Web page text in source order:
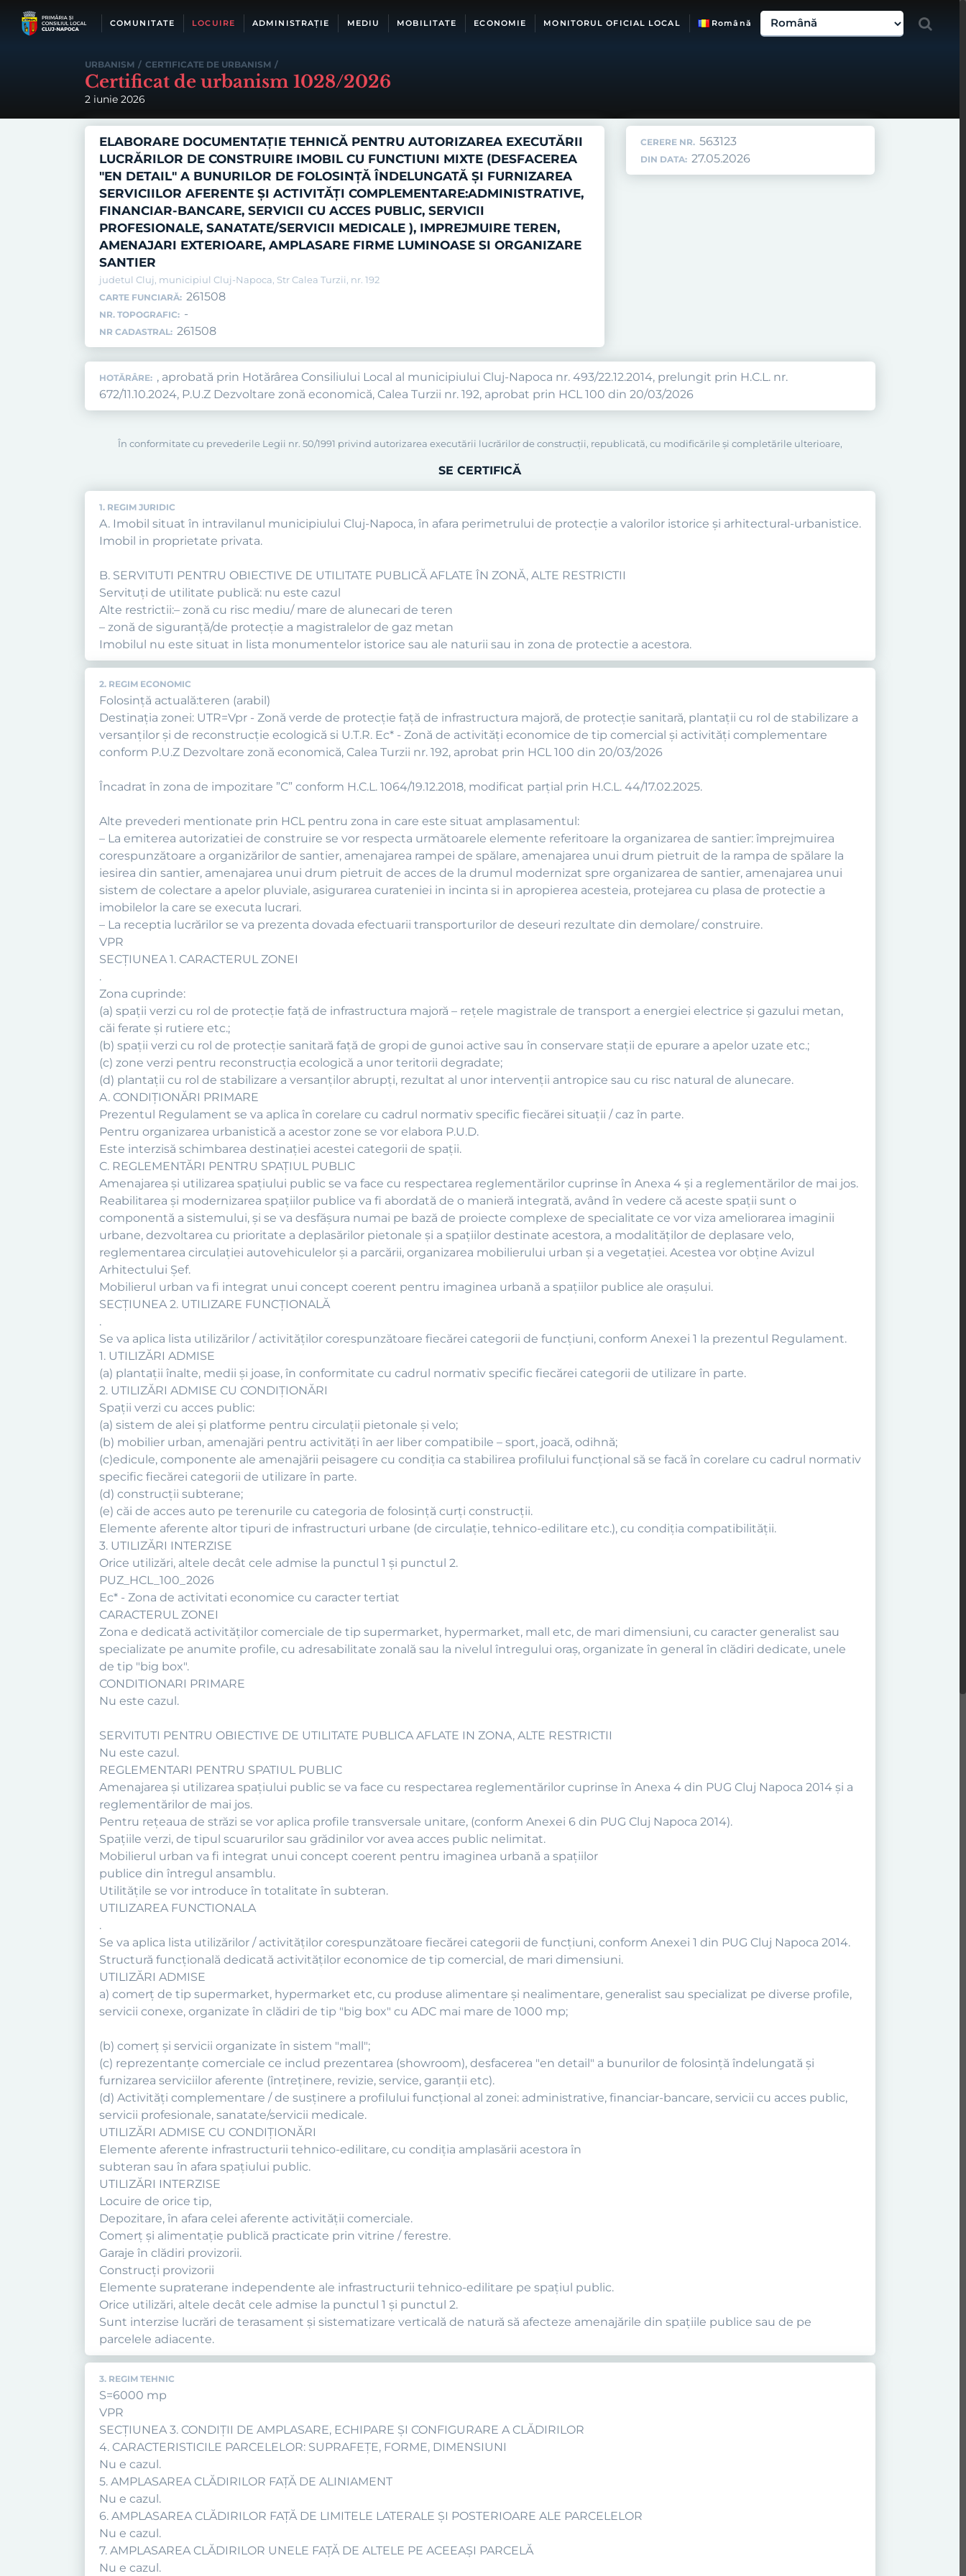
COMUNITATE LOCUIRE ADMINISTRAȚIE MEDIU MOBILITATE ECONOMIE MONITORUL OFICIAL LOCAL Română
URBANISM / CERTIFICATE DE URBANISM /
Certificat de urbanism 1028/2026
2 iunie 2026
ELABORARE DOCUMENTAȚIE TEHNICĂ PENTRU AUTORIZAREA EXECUTĂRII
LUCRĂRILOR DE CONSTRUIRE IMOBIL CU FUNCTIUNI MIXTE (DESFACEREA
"EN DETAIL" A BUNURILOR DE FOLOSINŢĂ ÎNDELUNGATĂ ŞI FURNIZAREA
SERVICIILOR AFERENTE ŞI ACTIVITĂŢI COMPLEMENTARE:ADMINISTRATIVE,
FINANCIAR-BANCARE, SERVICII CU ACCES PUBLIC, SERVICII
PROFESIONALE, SANATATE/SERVICII MEDICALE ), IMPREJMUIRE TEREN,
AMENAJARI EXTERIOARE, AMPLASARE FIRME LUMINOASE SI ORGANIZARE
SANTIER
judetul Cluj, municipiul Cluj-Napoca, Str Calea Turzii, nr. 192
CARTE FUNCIARĂ: 261508
NR. TOPOGRAFIC: -
NR CADASTRAL: 261508
CERERE NR. 563123
DIN DATA: 27.05.2026
HOTĂRÂRE: , aprobată prin Hotărârea Consiliului Local al municipiului Cluj-Napoca nr. 493/22.12.2014, prelungit prin H.C.L. nr.
672/11.10.2024, P.U.Z Dezvoltare zonă economică, Calea Turzii nr. 192, aprobat prin HCL 100 din 20/03/2026
În conformitate cu prevederile Legii nr. 50/1991 privind autorizarea executării lucrărilor de construcţii, republicată, cu modificările şi completările ulterioare,
SE CERTIFICĂ
1. REGIM JURIDIC
A. Imobil situat în intravilanul municipiului Cluj-Napoca, în afara perimetrului de protecţie a valorilor istorice şi arhitectural-urbanistice.
Imobil in proprietate privata.
B. SERVITUTI PENTRU OBIECTIVE DE UTILITATE PUBLICĂ AFLATE ÎN ZONĂ, ALTE RESTRICTII
Servituţi de utilitate publică: nu este cazul
Alte restrictii:– zonă cu risc mediu/ mare de alunecari de teren
– zonă de siguranță/de protecție a magistralelor de gaz metan
Imobilul nu este situat in lista monumentelor istorice sau ale naturii sau in zona de protectie a acestora.
2. REGIM ECONOMIC
Folosință actuală:teren (arabil)
Destinația zonei: UTR=Vpr - Zonă verde de protecţie faţă de infrastructura majoră, de protecţie sanitară, plantaţii cu rol de stabilizare a
versanţilor şi de reconstrucţie ecologică si U.T.R. Ec* - Zonă de activități economice de tip comercial și activități complementare
conform P.U.Z Dezvoltare zonă economică, Calea Turzii nr. 192, aprobat prin HCL 100 din 20/03/2026
Încadrat în zona de impozitare ”C” conform H.C.L. 1064/19.12.2018, modificat parțial prin H.C.L. 44/17.02.2025.
Alte prevederi mentionate prin HCL pentru zona in care este situat amplasamentul:
– La emiterea autorizatiei de construire se vor respecta următoarele elemente referitoare la organizarea de santier: împrejmuirea
corespunzătoare a organizărilor de santier, amenajarea rampei de spălare, amenajarea unui drum pietruit de la rampa de spălare la
iesirea din santier, amenajarea unui drum pietruit de acces de la drumul modernizat spre organizarea de santier, amenajarea unui
sistem de colectare a apelor pluviale, asigurarea curateniei in incinta si in apropierea acesteia, protejarea cu plasa de protectie a
imobilelor la care se executa lucrari.
– La receptia lucrărilor se va prezenta dovada efectuarii transporturilor de deseuri rezultate din demolare/ construire.
VPR
SECŢIUNEA 1. CARACTERUL ZONEI
.
Zona cuprinde:
(a) spaţii verzi cu rol de protecţie faţă de infrastructura majoră – reţele magistrale de transport a energiei electrice şi gazului metan,
căi ferate şi rutiere etc.;
(b) spaţii verzi cu rol de protecţie sanitară faţă de gropi de gunoi active sau în conservare staţii de epurare a apelor uzate etc.;
(c) zone verzi pentru reconstrucţia ecologică a unor teritorii degradate;
(d) plantaţii cu rol de stabilizare a versanţilor abrupţi, rezultat al unor intervenţii antropice sau cu risc natural de alunecare.
A. CONDIŢIONĂRI PRIMARE
Prezentul Regulament se va aplica în corelare cu cadrul normativ specific fiecărei situaţii / caz în parte.
Pentru organizarea urbanistică a acestor zone se vor elabora P.U.D.
Este interzisă schimbarea destinaţiei acestei categorii de spaţii.
C. REGLEMENTĂRI PENTRU SPAȚIUL PUBLIC
Amenajarea şi utilizarea spaţiului public se va face cu respectarea reglementărilor cuprinse în Anexa 4 şi a reglementărilor de mai jos.
Reabilitarea şi modernizarea spaţiilor publice va fi abordată de o manieră integrată, având în vedere că aceste spaţii sunt o
componentă a sistemului, şi se va desfăşura numai pe bază de proiecte complexe de specialitate ce vor viza ameliorarea imaginii
urbane, dezvoltarea cu prioritate a deplasărilor pietonale şi a spaţiilor destinate acestora, a modalităţilor de deplasare velo,
reglementarea circulaţiei autovehiculelor şi a parcării, organizarea mobilierului urban şi a vegetaţiei. Acestea vor obține Avizul
Arhitectului Șef.
Mobilierul urban va fi integrat unui concept coerent pentru imaginea urbană a spaţiilor publice ale oraşului.
SECŢIUNEA 2. UTILIZARE FUNCŢIONALĂ
.
Se va aplica lista utilizărilor / activităţilor corespunzătoare fiecărei categorii de funcţiuni, conform Anexei 1 la prezentul Regulament.
1. UTILIZĂRI ADMISE
(a) plantaţii înalte, medii şi joase, în conformitate cu cadrul normativ specific fiecărei categorii de utilizare în parte.
2. UTILIZĂRI ADMISE CU CONDIŢIONĂRI
Spaţii verzi cu acces public:
(a) sistem de alei şi platforme pentru circulaţii pietonale şi velo;
(b) mobilier urban, amenajări pentru activităţi în aer liber compatibile – sport, joacă, odihnă;
(c)edicule, componente ale amenajării peisagere cu condiţia ca stabilirea profilului funcţional să se facă în corelare cu cadrul normativ
specific fiecărei categorii de utilizare în parte.
(d) construcții subterane;
(e) căi de acces auto pe terenurile cu categoria de folosință curți construcții.
Elemente aferente altor tipuri de infrastructuri urbane (de circulație, tehnico-edilitare etc.), cu condiţia compatibilităţii.
3. UTILIZĂRI INTERZISE
Orice utilizări, altele decât cele admise la punctul 1 şi punctul 2.
PUZ_HCL_100_2026
Ec* - Zona de activitati economice cu caracter tertiat
CARACTERUL ZONEI
Zona e dedicată activităţilor comerciale de tip supermarket, hypermarket, mall etc, de mari dimensiuni, cu caracter generalist sau
specializate pe anumite profile, cu adresabilitate zonală sau la nivelul întregului oraş, organizate în general în clădiri dedicate, unele
de tip "big box".
CONDITIONARI PRIMARE
Nu este cazul.
SERVITUTI PENTRU OBIECTIVE DE UTILITATE PUBLICA AFLATE IN ZONA, ALTE RESTRICTII
Nu este cazul.
REGLEMENTARI PENTRU SPATIUL PUBLIC
Amenajarea şi utilizarea spaţiului public se va face cu respectarea reglementărilor cuprinse în Anexa 4 din PUG Cluj Napoca 2014 şi a
reglementărilor de mai jos.
Pentru reţeaua de străzi se vor aplica profile transversale unitare, (conform Anexei 6 din PUG Cluj Napoca 2014).
Spaţiile verzi, de tipul scuarurilor sau grădinilor vor avea acces public nelimitat.
Mobilierul urban va fi integrat unui concept coerent pentru imaginea urbană a spaţiilor
publice din întregul ansamblu.
Utilităţile se vor introduce în totalitate în subteran.
UTILIZAREA FUNCTIONALA
.
Se va aplica lista utilizărilor / activităţilor corespunzătoare fiecărei categorii de funcţiuni, conform Anexei 1 din PUG Cluj Napoca 2014.
Structură funcţională dedicată activităţilor economice de tip comercial, de mari dimensiuni.
UTILIZĂRI ADMISE
a) comerţ de tip supermarket, hypermarket etc, cu produse alimentare şi nealimentare, generalist sau specializat pe diverse profile,
servicii conexe, organizate în clădiri de tip "big box" cu ADC mai mare de 1000 mp;
(b) comerţ şi servicii organizate în sistem "mall";
(c) reprezentanţe comerciale ce includ prezentarea (showroom), desfacerea "en detail" a bunurilor de folosinţă îndelungată şi
furnizarea serviciilor aferente (întreţinere, revizie, service, garanţii etc).
(d) Activităţi complementare / de susţinere a profilului funcţional al zonei: administrative, financiar-bancare, servicii cu acces public,
servicii profesionale, sanatate/servicii medicale.
UTILIZĂRI ADMISE CU CONDIŢIONĂRI
Elemente aferente infrastructurii tehnico-edilitare, cu condiţia amplasării acestora în
subteran sau în afara spaţiului public.
UTILIZĂRI INTERZISE
Locuire de orice tip,
Depozitare, în afara celei aferente activităţii comerciale.
Comerţ şi alimentaţie publică practicate prin vitrine / ferestre.
Garaje în clădiri provizorii.
Construcți provizorii
Elemente supraterane independente ale infrastructurii tehnico-edilitare pe spaţiul public.
Orice utilizări, altele decât cele admise la punctul 1 şi punctul 2.
Sunt interzise lucrări de terasament şi sistematizare verticală de natură să afecteze amenajările din spaţiile publice sau de pe
parcelele adiacente.
3. REGIM TEHNIC
S=6000 mp
VPR
SECŢIUNEA 3. CONDIŢII DE AMPLASARE, ECHIPARE ŞI CONFIGURARE A CLĂDIRILOR
4. CARACTERISTICILE PARCELELOR: SUPRAFEŢE, FORME, DIMENSIUNI
Nu e cazul.
5. AMPLASAREA CLĂDIRILOR FAŢĂ DE ALINIAMENT
Nu e cazul.
6. AMPLASAREA CLĂDIRILOR FAŢĂ DE LIMITELE LATERALE ŞI POSTERIOARE ALE PARCELELOR
Nu e cazul.
7. AMPLASAREA CLĂDIRILOR UNELE FAŢĂ DE ALTELE PE ACEEAŞI PARCELĂ
Nu e cazul.